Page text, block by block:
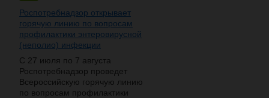
Роспотребнадзор открывает
горячую линию по вопросам
профилактики энтеровирусной
(неполио) инфекции
С 27 июля по 7 августа
Роспотребнадзор проведет
Всероссийскую горячую линию
по вопросам профилактики